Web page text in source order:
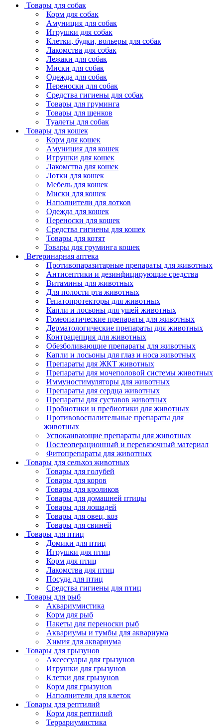
Товары для собак
Корм для собак
Амуниция для собак
Игрушки для собак
Клетки, будки, вольеры для собак
Лакомства для собак
Лежаки для собак
Миски для собак
Одежда для собак
Переноски для собак
Средства гигиены для собак
Товары для груминга
Товары для щенков
Туалеты для собак
Товары для кошек
Корм для кошек
Амуниция для кошек
Игрушки для кошек
Лакомства для кошек
Лотки для кошек
Мебель для кошек
Миски для кошек
Наполнители для лотков
Одежда для кошек
Переноски для кошек
Средства гигиены для кошек
Товары для котят
Товары для груминга кошек
Ветеринарная аптека
Противопаразитарные препараты для животных
Антисептики и дезинфицирующие средства
Витамины для животных
Для полости рта животных
Гепатопротекторы для животных
Капли и лосьоны для ушей животных
Гомеопатические препараты для животных
Дерматологические препараты для животных
Контрацепция для животных
Обезболивающие препараты для животных
Капли и лосьоны для глаз и носа животных
Препараты для ЖКТ животных
Препараты для мочеполовой системы животных
Иммуностимуляторы для животных
Препараты для сердца животных
Препараты для суставов животных
Пробиотики и пребиотики для животных
Противовоспалительные препараты для
животных
Успокаивающие препараты для животных
Послеоперационный и перевязочный материал
Фитопрепараты для животных
Товары для сельхоз животных
Товары для голубей
Товары для коров
Товары для кроликов
Товары для домашней птицы
Товары для лошадей
Товары для овец, коз
Товары для свиней
Товары для птиц
Домики для птиц
Игрушки для птиц
Корм для птиц
Лакомства для птиц
Посуда для птиц
Средства гигиены для птиц
Товары для рыб
Аквариумистика
Корм для рыб
Пакеты для переноски рыб
Аквариумы и тумбы для аквариума
Химия для аквариума
Товары для грызунов
Аксессуары для грызунов
Игрушки для грызунов
Клетки для грызунов
Корм для грызунов
Наполнители для клеток
Товары для рептилий
Корм для рептилий
Террариумистика